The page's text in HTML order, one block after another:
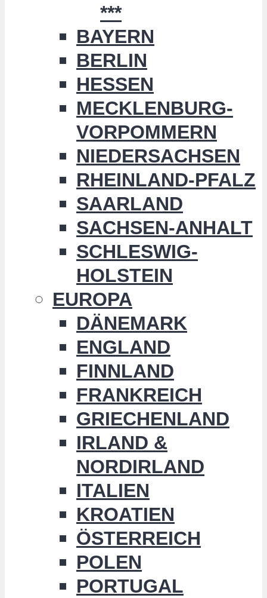
***
BAYERN
BERLIN
HESSEN
MECKLENBURG-
VORPOMMERN
NIEDERSACHSEN
RHEINLAND-PFALZ
SAARLAND
SACHSEN-ANHALT
SCHLESWIG-
HOLSTEIN
EUROPA
DÄNEMARK
ENGLAND
FINNLAND
FRANKREICH
GRIECHENLAND
IRLAND &
NORDIRLAND
ITALIEN
KROATIEN
ÖSTERREICH
POLEN
PORTUGAL